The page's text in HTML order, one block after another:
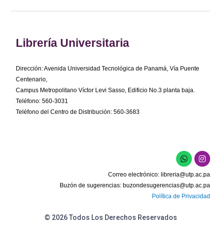
Librería Universitaria
Dirección: Avenida Universidad Tecnológica de Panamá, Vía Puente
Centenario,
Campus Metropolitano Víctor Levi Sasso, Edificio No.3 planta baja.
Teléfono: 560-3031
Teléfono del Centro de Distribución: 560-3683
W
h
a
t
s
a
I
n
t
a
g
Correo electrónico: libreria@utp.ac.pa
Buzón de sugerencias: buzondesugerencias@utp.ac.pa
Política de Privacidad
© 2026 Todos Los Derechos Reservados